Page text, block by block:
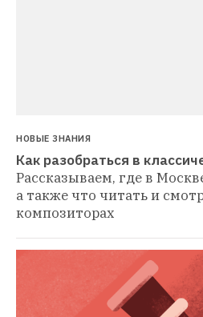
НОВЫЕ ЗНАНИЯ
Как разобраться в
Рассказываем, где в
а также что читать и
композиторах